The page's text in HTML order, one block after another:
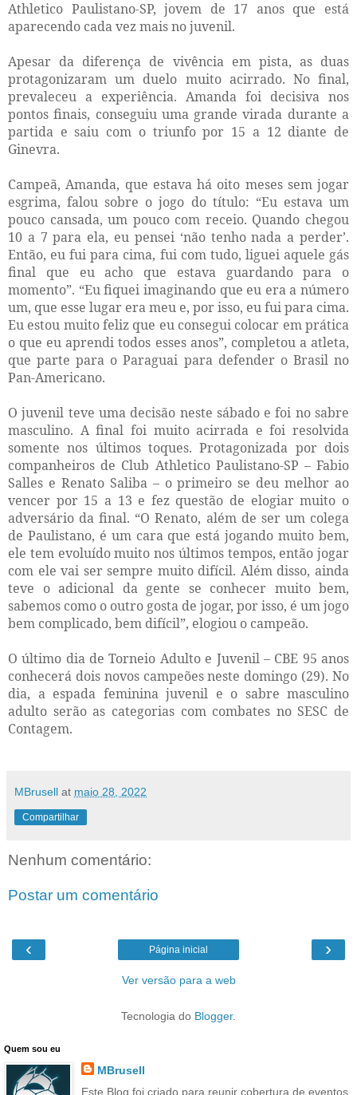
Athletico Paulistano-SP, jovem de 17 anos que está
aparecendo cada vez mais no juvenil.
Apesar da diferença de vivência em pista, as duas
protagonizaram um duelo muito acirrado. No final,
prevaleceu a experiência. Amanda foi decisiva nos
pontos finais, conseguiu uma grande virada durante a
partida e saiu com o triunfo por 15 a 12 diante de
Ginevra.
Campeã, Amanda, que estava há oito meses sem jogar
esgrima, falou sobre o jogo do título: “Eu estava um
pouco cansada, um pouco com receio. Quando chegou
10 a 7 para ela, eu pensei ‘não tenho nada a perder’.
Então, eu fui para cima, fui com tudo, liguei aquele gás
final que eu acho que estava guardando para o
momento”. “Eu fiquei imaginando que eu era a número
um, que esse lugar era meu e, por isso, eu fui para cima.
Eu estou muito feliz que eu consegui colocar em prática
o que eu aprendi todos esses anos”, completou a atleta,
que parte para o Paraguai para defender o Brasil no
Pan-Americano.
O juvenil teve uma decisão neste sábado e foi no sabre
masculino. A final foi muito acirrada e foi resolvida
somente nos últimos toques. Protagonizada por dois
companheiros de Club Athletico Paulistano-SP – Fabio
Salles e Renato Saliba – o primeiro se deu melhor ao
vencer por 15 a 13 e fez questão de elogiar muito o
adversário da final. “O Renato, além de ser um colega
de Paulistano, é um cara que está jogando muito bem,
ele tem evoluído muito nos últimos tempos, então jogar
com ele vai ser sempre muito difícil. Além disso, ainda
teve o adicional da gente se conhecer muito bem,
sabemos como o outro gosta de jogar, por isso, é um jogo
bem complicado, bem difícil”, elogiou o campeão.
O último dia de Torneio Adulto e Juvenil – CBE 95 anos
conhecerá dois novos campeões neste domingo (29). No
dia, a espada feminina juvenil e o sabre masculino
adulto serão as categorias com combates no SESC de
Contagem.
MBrusell at maio 28, 2022
Compartilhar
Nenhum comentário:
Postar um comentário
‹ ›
Página inicial
Ver versão para a web
Tecnologia do Blogger.
Quem sou eu
MBrusell
Este Blog foi criado para reunir cobertura de eventos